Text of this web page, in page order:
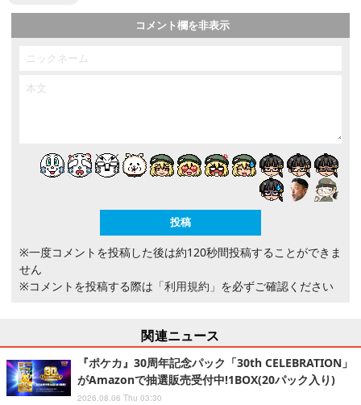
コメント欄を非表示
※一度コメントを投稿した後は約120秒間投稿することができま
せん
※コメントを投稿する際は 「利用規約」 を必ずご確認ください
関連ニュース
『ポケカ』30周年記念パック「30th CELEBRATION」
がAmazonで抽選販売受付中!1BOX(20パック入り)
2026.08.06 Thu 03:30